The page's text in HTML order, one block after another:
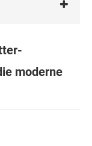
moderne